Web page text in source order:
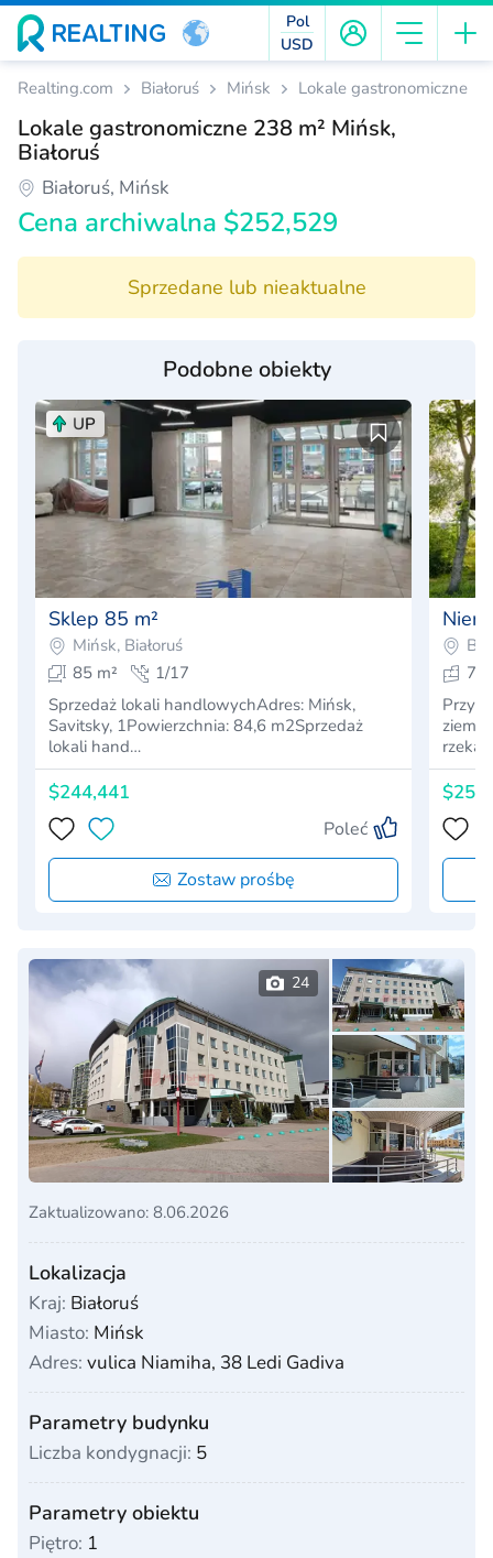
Pol
USD
Realting.com Białoruś Mińsk Lokale gastronomiczne
Lokale gastronomiczne 238 m² Mińsk,
Białoruś
Białoruś, Mińsk
Cena archiwalna $252,529
Sprzedane lub nieaktualne
Podobne obiekty
UP
Sklep 85 m²
Mińsk, Białoruś
85 m²
1/17
Sprzedaż lokali handlowychAdres: Mińsk,
Savitsky, 1Powierzchnia: 84,6 m2Sprzedaż
lokali hand…
$244,441
Poleć
Zostaw prośbę
7
ziemi!
rzeką
24
Zaktualizowano: 8.06.2026
Lokalizacja
Kraj: Białoruś
Miasto: Mińsk
Adres: vulica Niamiha, 38 Ledi Gadiva
Parametry budynku
Liczba kondygnacji: 5
Parametry obiektu
Piętro: 1